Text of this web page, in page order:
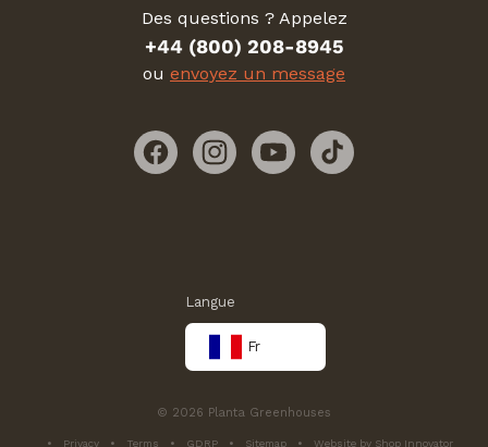
Des questions ? Appelez
+44 (800) 208-8945
ou envoyez un message
FacebookInstagramYouTubeTikTok
Langue
Fr
© 2026 Planta Greenhouses
Privacy Terms GDRP Sitemap Website by Shop Innovator